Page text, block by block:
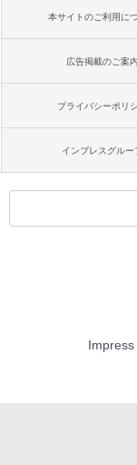
本サイトのご利用に
広告掲載のご案内
プライバシーポリ
インプレスグルー